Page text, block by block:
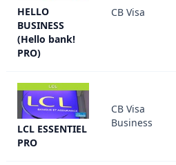
HELLO
BUSINESS
(Hello bank!
PRO)
CB Visa
LCL ESSENTIEL
PRO
CB Visa
Business